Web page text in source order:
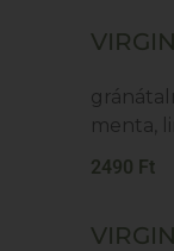
menta,
2490 Ft